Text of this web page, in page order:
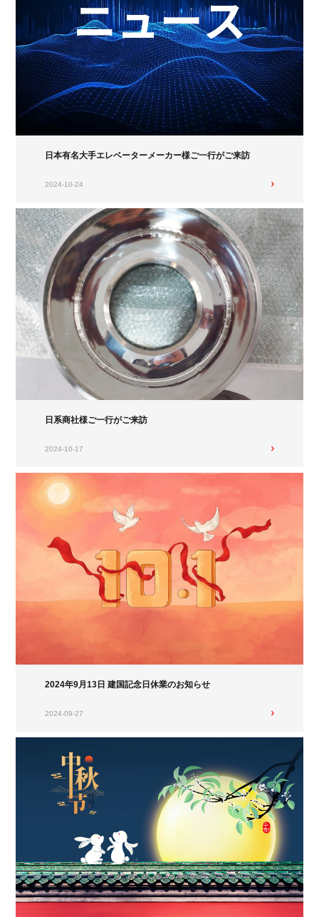
日本有名大手エレベーターメーカー様ご一行がご来訪
2024-10-24
日系商社様ご一行がご来訪
2024-10-17
2024年9月13日 建国記念日休業のお知らせ
2024-09-27